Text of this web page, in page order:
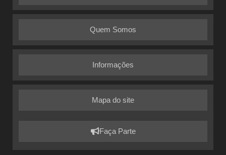
Quem Somos
Informações
Mapa do site
Faça Parte